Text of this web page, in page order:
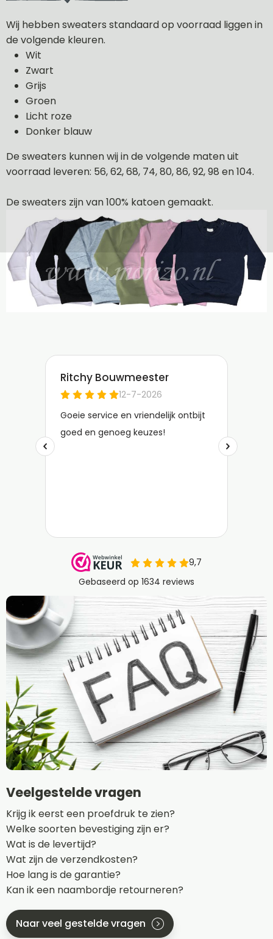
Wij hebben sweaters standaard op voorraad liggen in
de volgende kleuren.
Wit
Zwart
Grijs
Groen
Licht roze
Donker blauw
De sweaters kunnen wij in de volgende maten uit
voorraad leveren: 56, 62, 68, 74, 80, 86, 92, 98 en 104.
De sweaters zijn van 100% katoen gemaakt.
Veelgestelde vragen
Krijg ik eerst een proefdruk te zien?
Welke soorten bevestiging zijn er?
Wat is de levertijd?
Wat zijn de verzendkosten?
Hoe lang is de garantie?
Kan ik een naambordje retourneren?
Naar veel gestelde vragen